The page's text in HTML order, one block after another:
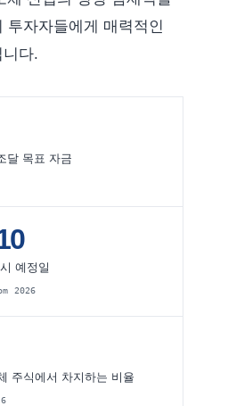
투자자들에게 매력적인
다.
달 목표 자금
예정일
2026
주식에서 차지하는 비율